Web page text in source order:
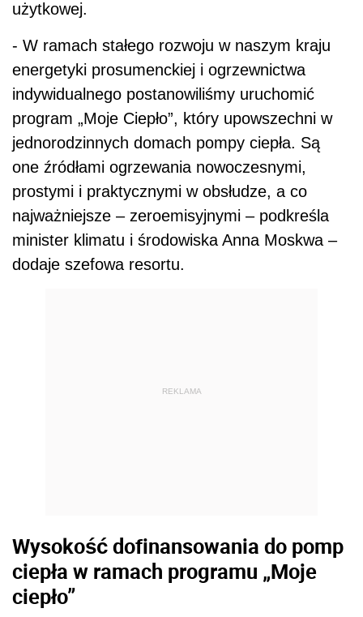
użytkowej.
- W ramach stałego rozwoju w naszym kraju
energetyki prosumenckiej i ogrzewnictwa
indywidualnego postanowiliśmy uruchomić
program „Moje Ciepło”, który upowszechni w
jednorodzinnych domach pompy ciepła. Są
one źródłami ogrzewania nowoczesnymi,
prostymi i praktycznymi w obsłudze, a co
najważniejsze – zeroemisyjnymi – podkreśla
minister klimatu i środowiska Anna Moskwa –
dodaje szefowa resortu.
REKLAMA
Wysokość dofinansowania do pomp
ciepła w ramach programu „Moje
ciepło”